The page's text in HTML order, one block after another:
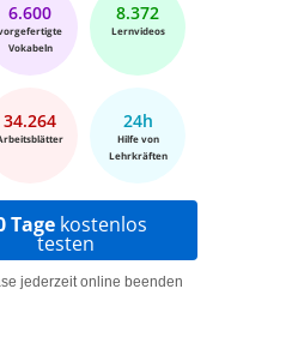
6.600
Vokabeln
8.372
Lernvideos
34.264 24h
Hilfe von
Lehrkräften
Tage kostenlos
testen
jederzeit online beenden